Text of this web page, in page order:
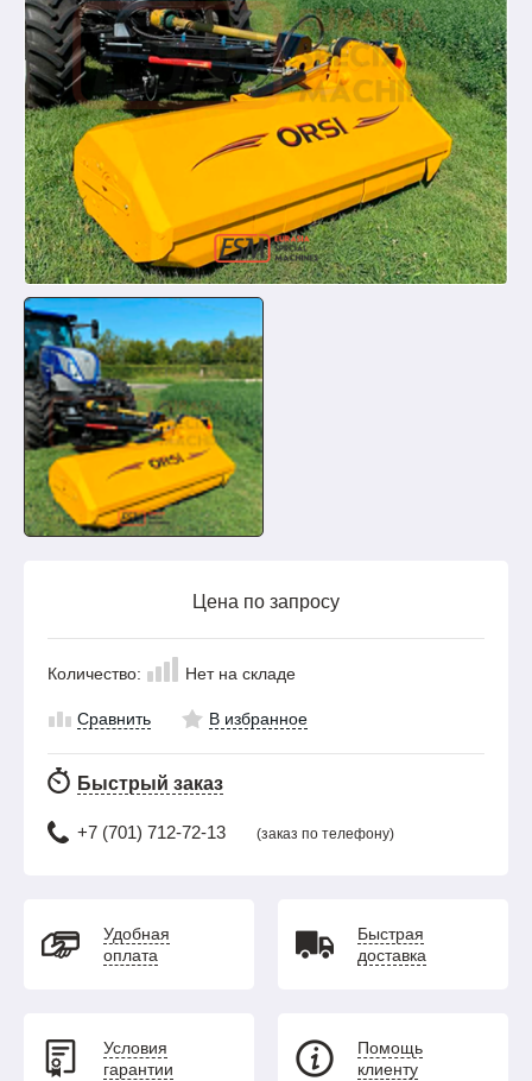
Цена по запросу
Количество: Нет на складе
Сравнить В избранное
Быстрый заказ
+7 (701) 712-72-13 (заказ по телефону)
Удобная
оплата
Быстрая
доставка
Условия
гарантии
Помощь
клиенту